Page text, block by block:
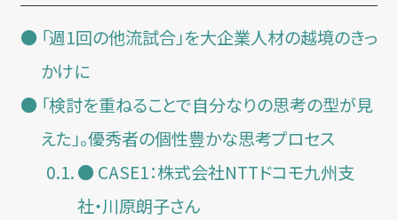
「週1回の他流試合」を大企業人材の越境のきっ
かけに
「検討を重ねることで自分なりの思考の型が見
えた」。優秀者の個性豊かな思考プロセス
● CASE1：株式会社NTTドコモ九州支
社・川原朗子さん